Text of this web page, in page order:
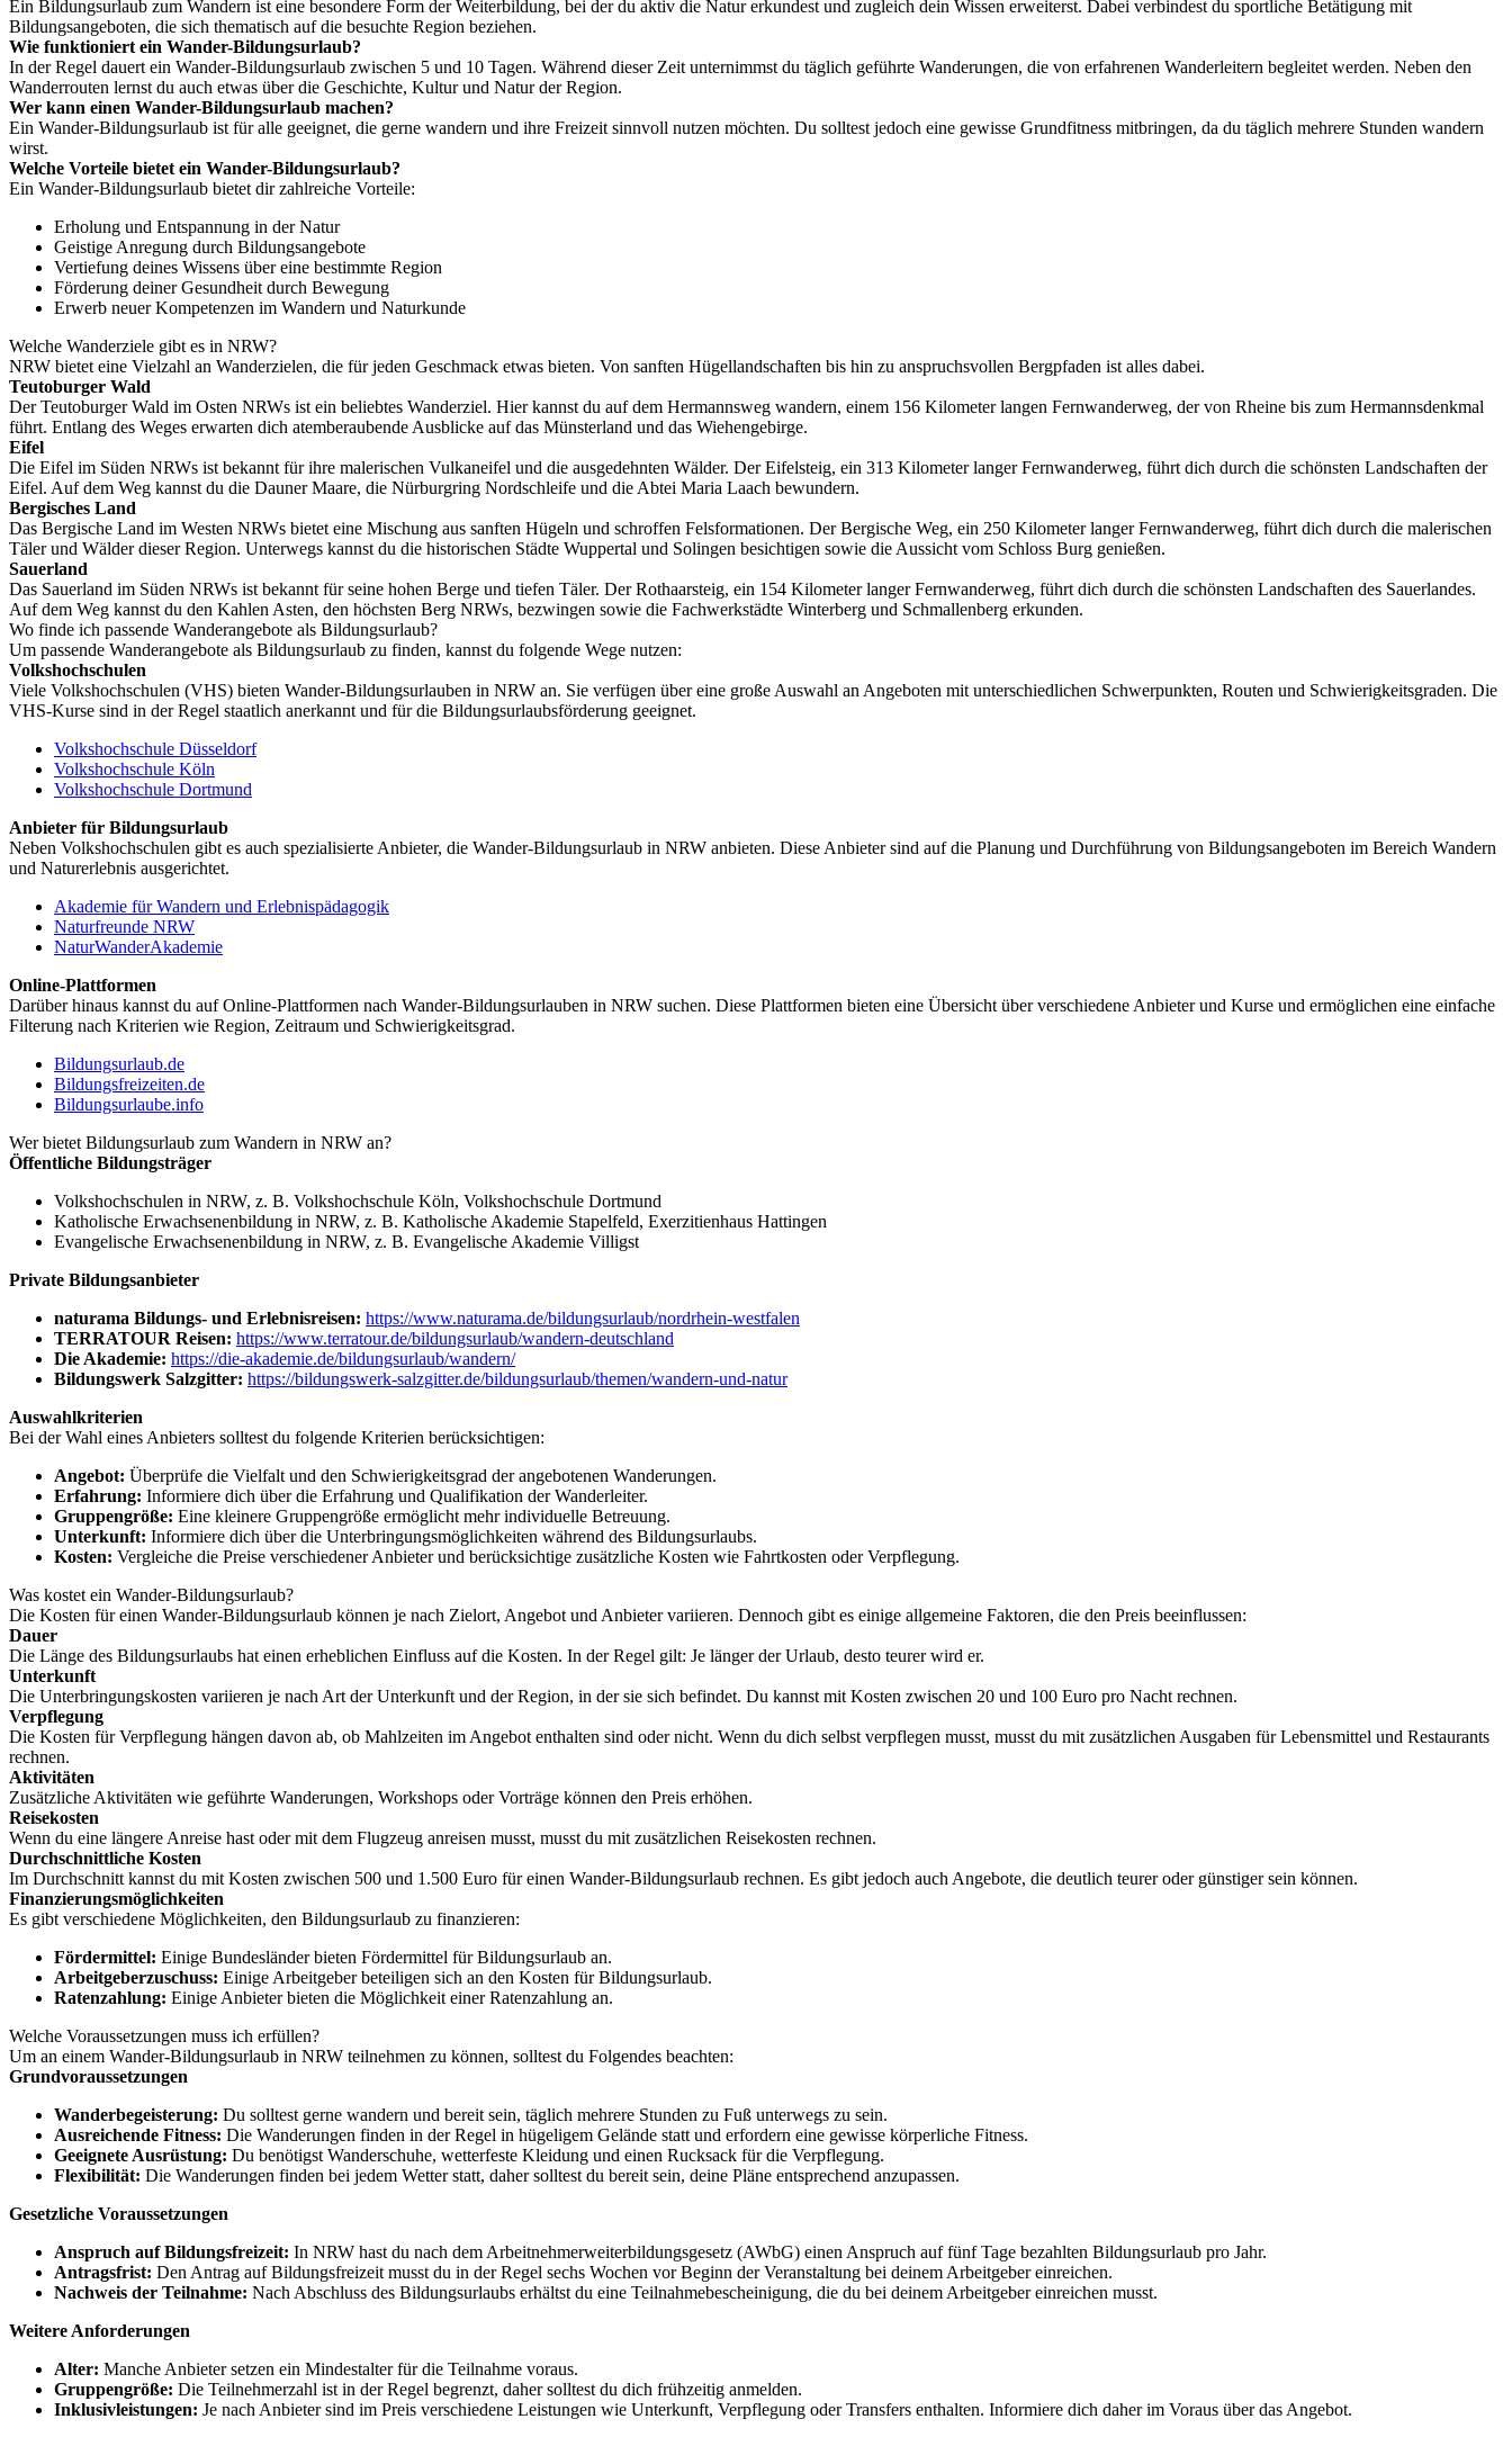
Ein Bildungsurlaub zum Wandern ist eine besondere Form der Weiterbildung, bei der du aktiv die Natur erkundest und zugleich dein Wissen erweiterst. Dabei verbindest du sportliche Betätigung mit
Bildungsangeboten, die sich thematisch auf die besuchte Region beziehen.
Wie funktioniert ein Wander-Bildungsurlaub?
In der Regel dauert ein Wander-Bildungsurlaub zwischen 5 und 10 Tagen. Während dieser Zeit unternimmst du täglich geführte Wanderungen, die von erfahrenen Wanderleitern begleitet werden. Neben den
Wanderrouten lernst du auch etwas über die Geschichte, Kultur und Natur der Region.
Wer kann einen Wander-Bildungsurlaub machen?
Ein Wander-Bildungsurlaub ist für alle geeignet, die gerne wandern und ihre Freizeit sinnvoll nutzen möchten. Du solltest jedoch eine gewisse Grundfitness mitbringen, da du täglich mehrere Stunden wandern
wirst.
Welche Vorteile bietet ein Wander-Bildungsurlaub?
Ein Wander-Bildungsurlaub bietet dir zahlreiche Vorteile:
Erholung und Entspannung in der Natur
Geistige Anregung durch Bildungsangebote
Vertiefung deines Wissens über eine bestimmte Region
Förderung deiner Gesundheit durch Bewegung
Erwerb neuer Kompetenzen im Wandern und Naturkunde
Welche Wanderziele gibt es in NRW?
NRW bietet eine Vielzahl an Wanderzielen, die für jeden Geschmack etwas bieten. Von sanften Hügellandschaften bis hin zu anspruchsvollen Bergpfaden ist alles dabei.
Teutoburger Wald
Der Teutoburger Wald im Osten NRWs ist ein beliebtes Wanderziel. Hier kannst du auf dem Hermannsweg wandern, einem 156 Kilometer langen Fernwanderweg, der von Rheine bis zum Hermannsdenkmal
führt. Entlang des Weges erwarten dich atemberaubende Ausblicke auf das Münsterland und das Wiehengebirge.
Eifel
Die Eifel im Süden NRWs ist bekannt für ihre malerischen Vulkaneifel und die ausgedehnten Wälder. Der Eifelsteig, ein 313 Kilometer langer Fernwanderweg, führt dich durch die schönsten Landschaften der
Eifel. Auf dem Weg kannst du die Dauner Maare, die Nürburgring Nordschleife und die Abtei Maria Laach bewundern.
Bergisches Land
Das Bergische Land im Westen NRWs bietet eine Mischung aus sanften Hügeln und schroffen Felsformationen. Der Bergische Weg, ein 250 Kilometer langer Fernwanderweg, führt dich durch die malerischen
Täler und Wälder dieser Region. Unterwegs kannst du die historischen Städte Wuppertal und Solingen besichtigen sowie die Aussicht vom Schloss Burg genießen.
Sauerland
Das Sauerland im Süden NRWs ist bekannt für seine hohen Berge und tiefen Täler. Der Rothaarsteig, ein 154 Kilometer langer Fernwanderweg, führt dich durch die schönsten Landschaften des Sauerlandes.
Auf dem Weg kannst du den Kahlen Asten, den höchsten Berg NRWs, bezwingen sowie die Fachwerkstädte Winterberg und Schmallenberg erkunden.
Wo finde ich passende Wanderangebote als Bildungsurlaub?
Um passende Wanderangebote als Bildungsurlaub zu finden, kannst du folgende Wege nutzen:
Volkshochschulen
Viele Volkshochschulen (VHS) bieten Wander-Bildungsurlauben in NRW an. Sie verfügen über eine große Auswahl an Angeboten mit unterschiedlichen Schwerpunkten, Routen und Schwierigkeitsgraden. Die
VHS-Kurse sind in der Regel staatlich anerkannt und für die Bildungsurlaubsförderung geeignet.
Volkshochschule Düsseldorf
Volkshochschule Köln
Volkshochschule Dortmund
Anbieter für Bildungsurlaub
Neben Volkshochschulen gibt es auch spezialisierte Anbieter, die Wander-Bildungsurlaub in NRW anbieten. Diese Anbieter sind auf die Planung und Durchführung von Bildungsangeboten im Bereich Wandern
und Naturerlebnis ausgerichtet.
Akademie für Wandern und Erlebnispädagogik
Naturfreunde NRW
NaturWanderAkademie
Online-Plattformen
Darüber hinaus kannst du auf Online-Plattformen nach Wander-Bildungsurlauben in NRW suchen. Diese Plattformen bieten eine Übersicht über verschiedene Anbieter und Kurse und ermöglichen eine einfache
Filterung nach Kriterien wie Region, Zeitraum und Schwierigkeitsgrad.
Bildungsurlaub.de
Bildungsfreizeiten.de
Bildungsurlaube.info
Wer bietet Bildungsurlaub zum Wandern in NRW an?
Öffentliche Bildungsträger
Volkshochschulen in NRW, z. B. Volkshochschule Köln, Volkshochschule Dortmund
Katholische Erwachsenenbildung in NRW, z. B. Katholische Akademie Stapelfeld, Exerzitienhaus Hattingen
Evangelische Erwachsenenbildung in NRW, z. B. Evangelische Akademie Villigst
Private Bildungsanbieter
naturama Bildungs- und Erlebnisreisen: https://www.naturama.de/bildungsurlaub/nordrhein-westfalen
TERRATOUR Reisen: https://www.terratour.de/bildungsurlaub/wandern-deutschland
Die Akademie: https://die-akademie.de/bildungsurlaub/wandern/
Bildungswerk Salzgitter: https://bildungswerk-salzgitter.de/bildungsurlaub/themen/wandern-und-natur
Auswahlkriterien
Bei der Wahl eines Anbieters solltest du folgende Kriterien berücksichtigen:
Angebot: Überprüfe die Vielfalt und den Schwierigkeitsgrad der angebotenen Wanderungen.
Erfahrung: Informiere dich über die Erfahrung und Qualifikation der Wanderleiter.
Gruppengröße: Eine kleinere Gruppengröße ermöglicht mehr individuelle Betreuung.
Unterkunft: Informiere dich über die Unterbringungsmöglichkeiten während des Bildungsurlaubs.
Kosten: Vergleiche die Preise verschiedener Anbieter und berücksichtige zusätzliche Kosten wie Fahrtkosten oder Verpflegung.
Was kostet ein Wander-Bildungsurlaub?
Die Kosten für einen Wander-Bildungsurlaub können je nach Zielort, Angebot und Anbieter variieren. Dennoch gibt es einige allgemeine Faktoren, die den Preis beeinflussen:
Dauer
Die Länge des Bildungsurlaubs hat einen erheblichen Einfluss auf die Kosten. In der Regel gilt: Je länger der Urlaub, desto teurer wird er.
Unterkunft
Die Unterbringungskosten variieren je nach Art der Unterkunft und der Region, in der sie sich befindet. Du kannst mit Kosten zwischen 20 und 100 Euro pro Nacht rechnen.
Verpflegung
Die Kosten für Verpflegung hängen davon ab, ob Mahlzeiten im Angebot enthalten sind oder nicht. Wenn du dich selbst verpflegen musst, musst du mit zusätzlichen Ausgaben für Lebensmittel und Restaurants
rechnen.
Aktivitäten
Zusätzliche Aktivitäten wie geführte Wanderungen, Workshops oder Vorträge können den Preis erhöhen.
Reisekosten
Wenn du eine längere Anreise hast oder mit dem Flugzeug anreisen musst, musst du mit zusätzlichen Reisekosten rechnen.
Durchschnittliche Kosten
Im Durchschnitt kannst du mit Kosten zwischen 500 und 1.500 Euro für einen Wander-Bildungsurlaub rechnen. Es gibt jedoch auch Angebote, die deutlich teurer oder günstiger sein können.
Finanzierungsmöglichkeiten
Es gibt verschiedene Möglichkeiten, den Bildungsurlaub zu finanzieren:
Fördermittel: Einige Bundesländer bieten Fördermittel für Bildungsurlaub an.
Arbeitgeberzuschuss: Einige Arbeitgeber beteiligen sich an den Kosten für Bildungsurlaub.
Ratenzahlung: Einige Anbieter bieten die Möglichkeit einer Ratenzahlung an.
Welche Voraussetzungen muss ich erfüllen?
Um an einem Wander-Bildungsurlaub in NRW teilnehmen zu können, solltest du Folgendes beachten:
Grundvoraussetzungen
Wanderbegeisterung: Du solltest gerne wandern und bereit sein, täglich mehrere Stunden zu Fuß unterwegs zu sein.
Ausreichende Fitness: Die Wanderungen finden in der Regel in hügeligem Gelände statt und erfordern eine gewisse körperliche Fitness.
Geeignete Ausrüstung: Du benötigst Wanderschuhe, wetterfeste Kleidung und einen Rucksack für die Verpflegung.
Flexibilität: Die Wanderungen finden bei jedem Wetter statt, daher solltest du bereit sein, deine Pläne entsprechend anzupassen.
Gesetzliche Voraussetzungen
Anspruch auf Bildungsfreizeit: In NRW hast du nach dem Arbeitnehmerweiterbildungsgesetz (AWbG) einen Anspruch auf fünf Tage bezahlten Bildungsurlaub pro Jahr.
Antragsfrist: Den Antrag auf Bildungsfreizeit musst du in der Regel sechs Wochen vor Beginn der Veranstaltung bei deinem Arbeitgeber einreichen.
Nachweis der Teilnahme: Nach Abschluss des Bildungsurlaubs erhältst du eine Teilnahmebescheinigung, die du bei deinem Arbeitgeber einreichen musst.
Weitere Anforderungen
Alter: Manche Anbieter setzen ein Mindestalter für die Teilnahme voraus.
Gruppengröße: Die Teilnehmerzahl ist in der Regel begrenzt, daher solltest du dich frühzeitig anmelden.
Inklusivleistungen: Je nach Anbieter sind im Preis verschiedene Leistungen wie Unterkunft, Verpflegung oder Transfers enthalten. Informiere dich daher im Voraus über das Angebot.